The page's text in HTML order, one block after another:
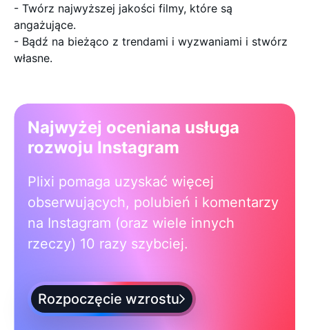
- Twórz najwyższej jakości filmy, które są
angażujące.
- Bądź na bieżąco z trendami i wyzwaniami i stwórz
własne.
Najwyżej oceniana usługa
rozwoju Instagram
Plixi pomaga uzyskać więcej
obserwujących, polubień i komentarzy
na Instagram (oraz wiele innych
rzeczy) 10 razy szybciej.
Rozpoczęcie wzrostu